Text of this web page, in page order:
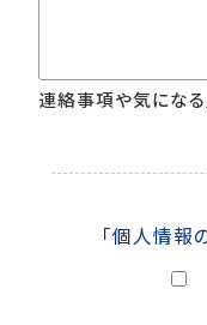
連絡事項や気になる
「個人情報